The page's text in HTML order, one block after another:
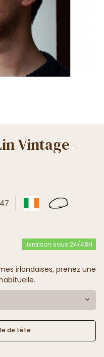
Vintage -
livraison sous 24/48H
irlandaises, prenez une
de tête